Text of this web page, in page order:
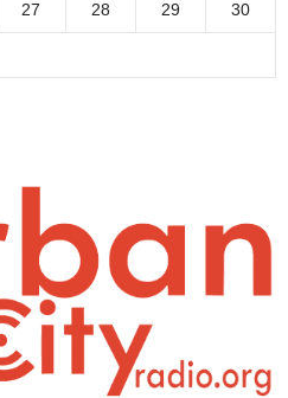
27 28 29 30